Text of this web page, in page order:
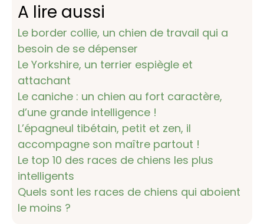
A lire aussi
Le border collie, un chien de travail qui a
besoin de se dépenser
Le Yorkshire, un terrier espiègle et
attachant
Le caniche : un chien au fort caractère,
d’une grande intelligence !
L’épagneul tibétain, petit et zen, il
accompagne son maître partout !
Le top 10 des races de chiens les plus
intelligents
Quels sont les races de chiens qui aboient
le moins ?